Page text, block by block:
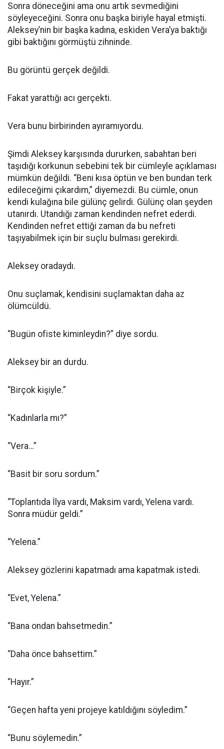
Sonra döneceğini ama onu artık sevmediğini
söyleyeceğini. Sonra onu başka biriyle hayal etmişti.
Aleksey’nin bir başka kadına, eskiden Vera’ya baktığı
gibi baktığını görmüştü zihninde.
Bu görüntü gerçek değildi.
Fakat yarattığı acı gerçekti.
Vera bunu birbirinden ayıramıyordu.
Şimdi Aleksey karşısında dururken, sabahtan beri
taşıdığı korkunun sebebini tek bir cümleyle açıklaması
mümkün değildi. “Beni kısa öptün ve ben bundan terk
edileceğimi çıkardım,” diyemezdi. Bu cümle, onun
kendi kulağına bile gülünç gelirdi. Gülünç olan şeyden
utanırdı. Utandığı zaman kendinden nefret ederdi.
Kendinden nefret ettiği zaman da bu nefreti
taşıyabilmek için bir suçlu bulması gerekirdi.
Aleksey oradaydı.
Onu suçlamak, kendisini suçlamaktan daha az
ölümcüldü.
“Bugün ofiste kiminleydin?” diye sordu.
Aleksey bir an durdu.
“Birçok kişiyle.”
“Kadınlarla mı?”
“Vera…”
“Basit bir soru sordum.”
“Toplantıda İlya vardı, Maksim vardı, Yelena vardı.
Sonra müdür geldi.”
“Yelena.”
Aleksey gözlerini kapatmadı ama kapatmak istedi.
“Evet, Yelena.”
“Bana ondan bahsetmedin.”
“Daha önce bahsettim.”
“Hayır.”
“Geçen hafta yeni projeye katıldığını söyledim.”
“Bunu söylemedin.”